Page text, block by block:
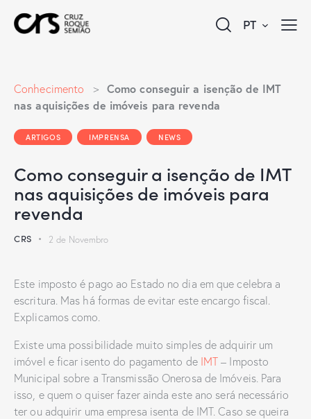
PT
Conhecimento > Como conseguir a isenção de IMT
nas aquisições de imóveis para revenda
ARTIGOS IMPRENSA NEWS
Como conseguir a isenção de IMT
nas aquisições de imóveis para
revenda
CRS 2 de Novembro
Este imposto é pago ao Estado no dia em que celebra a
escritura. Mas há formas de evitar este encargo fiscal.
Explicamos como.
Existe uma possibilidade muito simples de adquirir um
imóvel e ficar isento do pagamento de IMT – Imposto
Municipal sobre a Transmissão Onerosa de Imóveis. Para
isso, e quem o quiser fazer ainda este ano será necessário
ter ou adquirir uma empresa isenta de IMT. Caso se queira